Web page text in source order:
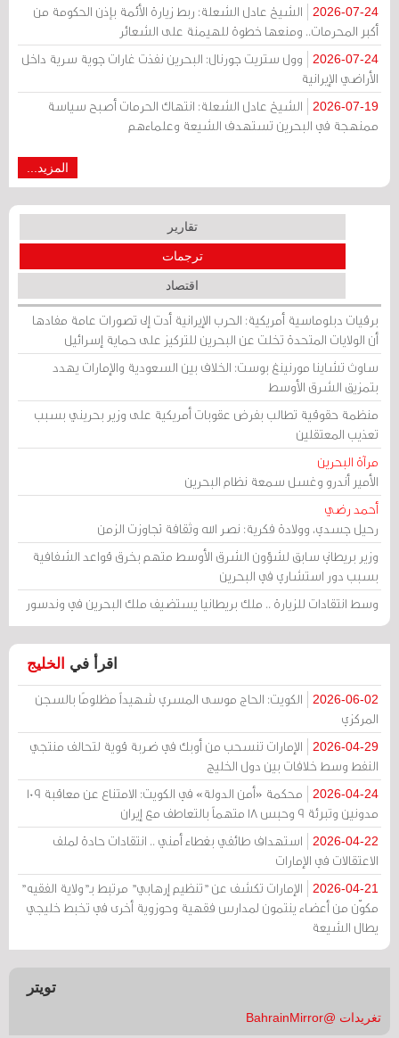
2026-07-24
الشيخ عادل الشعلة: ربط زيارة الأئمة بإذن الحكومة من
أكبر المحرمات.. ومنعها خطوة للهيمنة على الشعائر
2026-07-24
وول ستريت جورنال: البحرين نفذت غارات جوية سرية داخل
الأراضي الإيرانية
2026-07-19
الشيخ عادل الشعلة: انتهاك الحرمات أصبح سياسة
ممنهجة في البحرين تستهدف الشيعة وعلماءهم
المزيد...
تقارير
ترجمات
اقتصاد
برقيات دبلوماسية أمريكية: الحرب الإيرانية أدت إلى تصورات عامة مفادها
أن الولايات المتحدة تخلت عن البحرين للتركيز على حماية إسرائيل
ساوث تشاينا مورنينغ بوست: الخلاف بين السعودية والإمارات يهدد
بتمزيق الشرق الأوسط
منظمة حقوقية تطالب بفرض عقوبات أمريكية على وزير بحريني بسبب
تعذيب المعتقلين
مرآة البحرين
الأمير أندرو وغسل سمعة نظام البحرين
أحمد رضي
رحيل جسدي، وولادة فكرية: نصر الله وثقافة تجاوزت الزمن
وزير بريطاني سابق لشؤون الشرق الأوسط متهم بخرق قواعد الشفافية
بسبب دور استشاري في البحرين
وسط انتقادات للزيارة .. ملك بريطانيا يستضيف ملك البحرين في وندسور
اقرأ في الخليج
2026-06-02
الكويت: الحاج موسى المسري شهيداً مظلومًا بالسجن
المركزي
2026-04-29
الإمارات تنسحب من أوبك في ضربة قوية لتحالف منتجي
النفط وسط خلافات بين دول الخليج
2026-04-24
محكمة «أمن الدولة» في الكويت: الامتناع عن معاقبة 109
مدونين وتبرئة 9 وحبس 18 متهماً بالتعاطف مع إيران
2026-04-22
استهداف طائفي بغطاء أمني .. انتقادات حادة لملف
الاعتقالات في الإمارات
2026-04-21
الإمارات تكشف عن "تنظيم إرهابي" مرتبط بـ"ولاية الفقيه"
مكوّن من أعضاء ينتمون لمدارس فقهية وحوزوية أخرى في تخبط خليجي
يطال الشيعة
تويتر
تغريدات @BahrainMirror